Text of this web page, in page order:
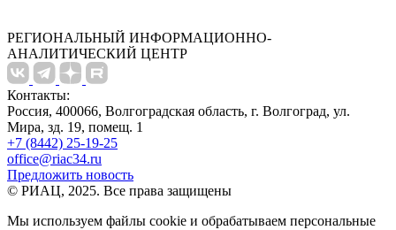
РЕГИОНАЛЬНЫЙ ИНФОРМАЦИОННО-
АНАЛИТИЧЕСКИЙ ЦЕНТР
Контакты:
Россия, 400066, Волгоградская область, г. Волгоград, ул.
Мира, зд. 19, помещ. 1
+7 (8442) 25-19-25
office@riac34.ru
Предложить новость
© РИАЦ, 2025. Все права защищены
Мы используем файлы сookie и обрабатываем персональные